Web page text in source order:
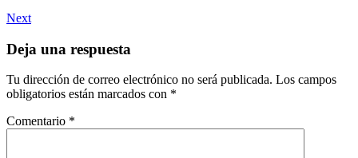
Next
Deja una respuesta
Tu dirección de correo electrónico no será publicada. Los campos
obligatorios están marcados con *
Comentario *